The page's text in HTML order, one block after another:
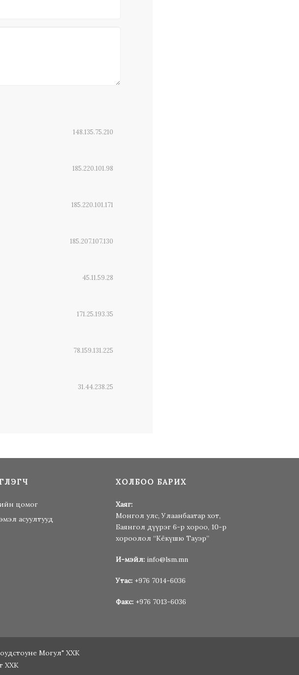
148.135.75.210
185.220.101.98
185.220.101.171
185.207.107.130
45.11.59.28
171.25.193.35
78.159.131.225
31.44.238.25
цомог
асуултууд
ХОЛБОО БАРИХ
Хаяг:
Монгол улс, Улаанбаатар хот,
Баянгол дүүрэг 6-р хороо, 10-р
хороолол “Кёкүшю Тауэр”
И-мэйл: info@lsm.mn
Утас: +976 7014-6036
Факс: +976 7013-6036
Могул" ХХК
ХХК